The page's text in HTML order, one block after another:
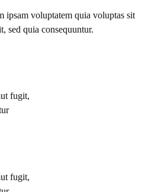
ipsam voluptatem quia voluptas sit
sed quia consequuntur.
fugit,
fugit,